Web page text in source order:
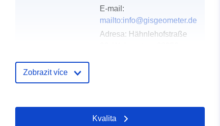
E-mail:
mailto:info@gisgeometer.de
Adresa: Hähnlehofstraße
Katalogový
Aktualizace údajů.europa.eu:
02 May 2026
Zobrazit více
Kvalita